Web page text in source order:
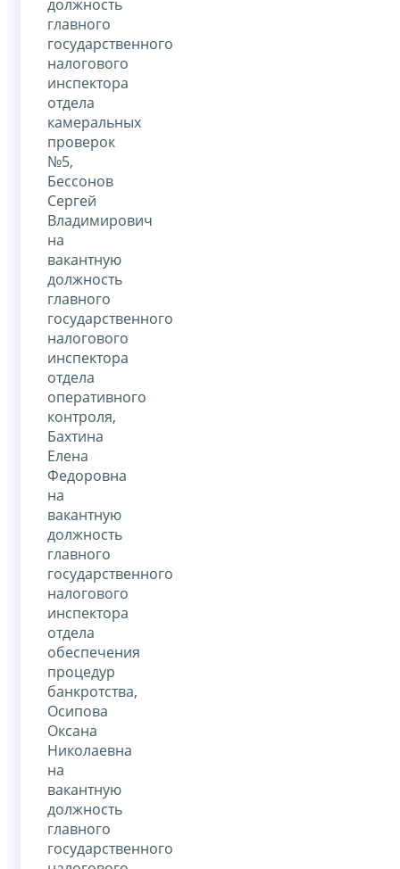
должность
главного
государственного
налогового
инспектора
отдела
камеральных
проверок
№5,
Бессонов
Сергей
Владимирович
на
вакантную
должность
главного
государственного
налогового
инспектора
отдела
оперативного
контроля,
Бахтина
Елена
Федоровна
на
вакантную
должность
главного
государственного
налогового
инспектора
отдела
обеспечения
процедур
банкротства,
Осипова
Оксана
Николаевна
на
вакантную
должность
главного
государственного